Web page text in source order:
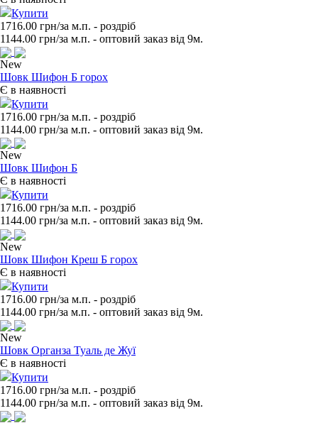
Купити
1716.00 грн/за м.п. - роздрiб
1144.00 грн/за м.п. - оптовий заказ вiд 9м.
New
Шовк Шифон Б горох
Є в наявності
Купити
1716.00 грн/за м.п. - роздрiб
1144.00 грн/за м.п. - оптовий заказ вiд 9м.
New
Шовк Шифон Б
Є в наявності
Купити
1716.00 грн/за м.п. - роздрiб
1144.00 грн/за м.п. - оптовий заказ вiд 9м.
New
Шовк Шифон Креш Б горох
Є в наявності
Купити
1716.00 грн/за м.п. - роздрiб
1144.00 грн/за м.п. - оптовий заказ вiд 9м.
New
Шовк Органза Туаль де Жуї
Є в наявності
Купити
1716.00 грн/за м.п. - роздрiб
1144.00 грн/за м.п. - оптовий заказ вiд 9м.